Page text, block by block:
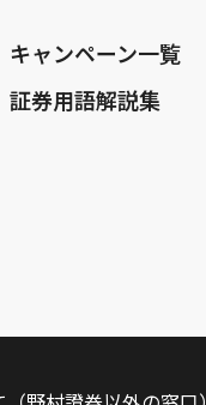
キャンペーン一覧
証券用語解説集